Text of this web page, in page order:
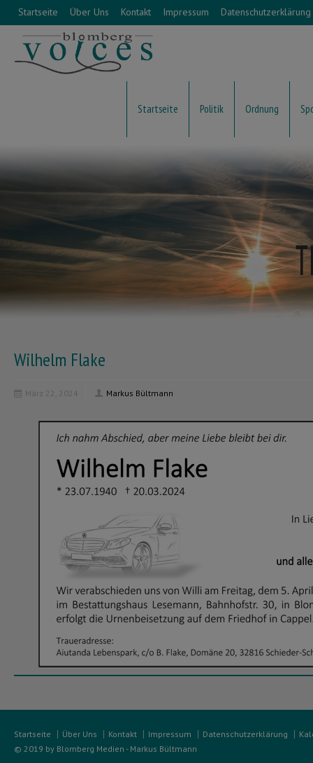
Startseite Über Uns Kontakt Impressum Datenschutzerklärung
Startseite Politik Ordnung
Wilhelm Flake
März 22, 2024 Markus Bültmann
Startseite Über Uns Kontakt Impressum Datenschutzerklärung
© 2019 by Blomberg Medien - Markus Bültmann